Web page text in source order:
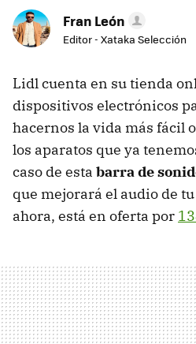
Fran León
Editor - Xataka Selección
Lidl cuenta en su tienda
dispositivos electrónicos
hacernos la vida más fácil
los aparatos que ya
caso de esta barra de
que mejorará el audio de
ahora, está en oferta por